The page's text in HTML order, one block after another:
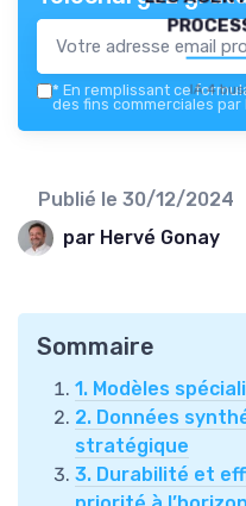
IA 4
* En remplissant ce
des fins commerciales
Publié le 30/12/2024
par Hervé Gonay
Sommaire
1. Modèles
2. Données
stratégique
3. Durabilité et